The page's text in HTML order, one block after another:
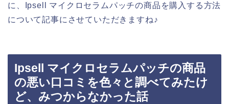
に、Ipsell マイクロセラムパッチの商品を購入する方法
について記事にさせていただきますね♪
Ipsell マイクロセラムパッチの商品
の悪い口コミを色々と調べてみたけ
ど、みつからなかった話